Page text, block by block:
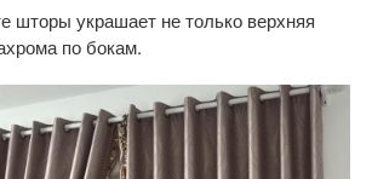
шторы украшает не только верхняя
по бокам.